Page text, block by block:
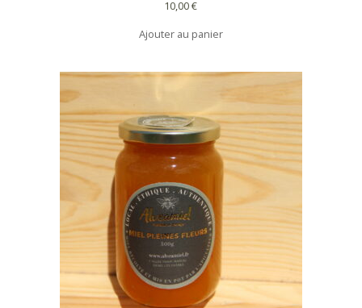
10,00€
Ajouter au panier